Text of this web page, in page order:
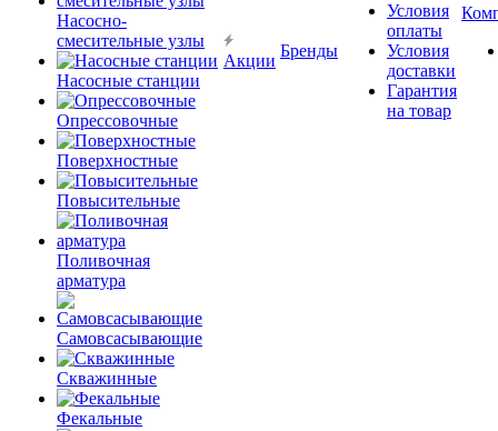
Насосно-
смесительные узлы
Насосные станции
Опрессовочные
Поверхностные
Повысительные
Поливочная
арматура
Самовсасывающие
Скважинные
Фекальные
Акции
Бренды
Условия
оплаты
Условия
доставки
Гарантия
на товар